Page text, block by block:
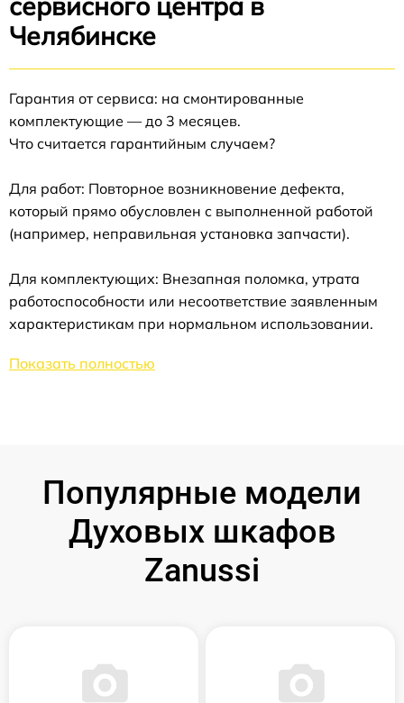
Челябинске
Гарантия от сервиса: на смонтированные
комплектующие — до 3 месяцев.
Что считается гарантийным случаем?
Для работ: Повторное возникновение дефекта,
который прямо обусловлен с выполненной работой
(например, неправильная установка запчасти).
Для комплектующих: Внезапная поломка, утрата
работоспособности или несоответствие заявленным
характеристикам при нормальном использовании.
Показать полностью
Популярные модели
Духовых шкафов
Zanussi